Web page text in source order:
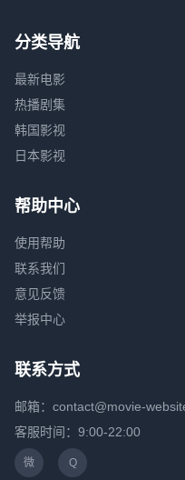
分类导航
最新电影
热播剧集
韩国影视
日本影视
帮助中心
使用帮助
联系我们
意见反馈
举报中心
联系方式
邮箱：contact@movie-
客服时间：9:00-22:00
微 Q